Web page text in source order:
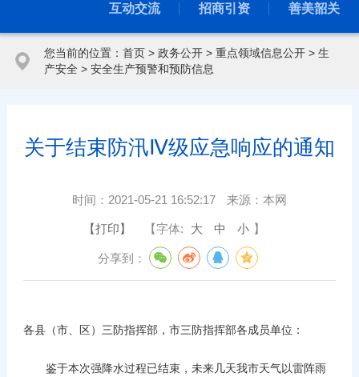
互动交流 招商引资 善美韶关
您当前的位置： 首页> 政务公开> 重点领域信息公开> 生
产安全 > 安全生产预警和预防信息
关于结束防汛Ⅳ级应急响应的通知
时间： 2021-05-21 16:52:17 来源： 本网
【打印】 【字体: 大 中 小 】
分享到：
各县（市、区）三防指挥部，市三防指挥部各成员单位：
鉴于本次强降水过程已结束，未来几天我市天气以雷阵雨